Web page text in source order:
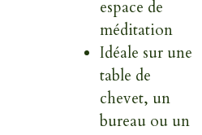
espace de
méditation
Idéale sur une
table de
chevet, un
bureau ou un